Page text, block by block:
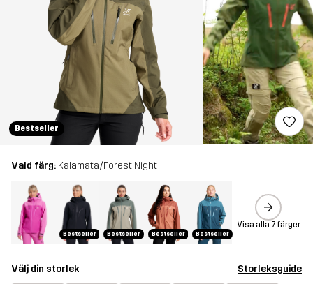
Bestseller
Vald färg: Kalamata/Forest Night
Bestseller Bestseller Bestseller Bestseller
Visa alla 7 färger
Välj din storlek Storleksguide